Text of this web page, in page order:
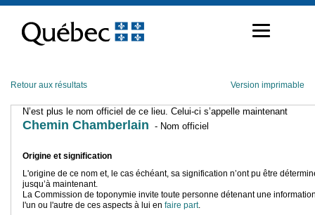
contenu
Retour aux résultats Version imprimable
N’est plus le nom officiel de ce lieu. Celui-ci s’appelle maintenant
Chemin Chamberlain - Nom officiel
Origine et signification
L'origine de ce nom et, le cas échéant, sa signification n’ont pu être
jusqu’à maintenant.
La Commission de toponymie invite toute personne détenant une
l'un ou l'autre de ces aspects à lui en faire part.